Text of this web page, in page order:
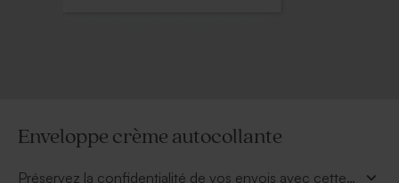
Enveloppe crème autocollante
Préservez la confidentialité de vos envois avec cette